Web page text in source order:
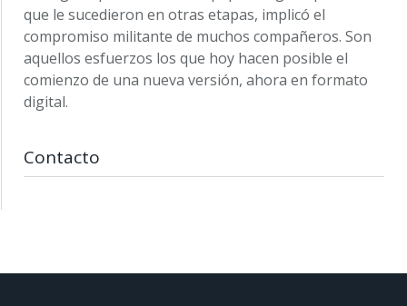
que le sucedieron en otras etapas, implicó el
compromiso militante de muchos compañeros. Son
aquellos esfuerzos los que hoy hacen posible el
comienzo de una nueva versión, ahora en formato
digital.
Contacto